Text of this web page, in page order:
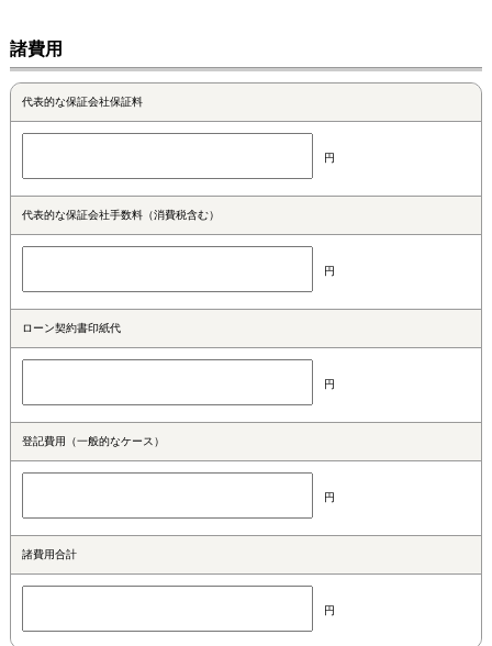
諸費用
代表的な保証会社保証料
円
代表的な保証会社手数料（消費税含む）
円
ローン契約書印紙代
円
登記費用（一般的なケース）
円
諸費用合計
円